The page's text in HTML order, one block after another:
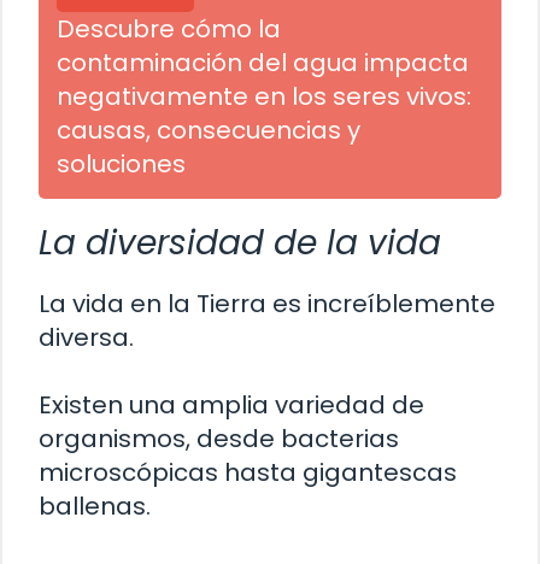
Descubre cómo la
contaminación del agua impacta
negativamente en los seres vivos:
causas, consecuencias y
soluciones
La diversidad de la vida
La vida en la Tierra es increíblemente
diversa.
Existen una amplia variedad de
organismos, desde bacterias
microscópicas hasta gigantescas
ballenas.